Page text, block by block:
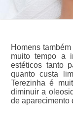
Homens
muito tempo a
estéticos tanto
quanto custa
Terezinha é
diminuir a
de aparecimento